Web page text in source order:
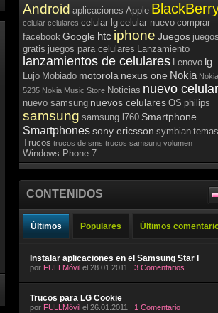
Android aplicaciones Apple
celular celulares celular lg celular nuevo comprar
facebook Google htc iphone Juegos juegos
gratis juegos para celulares Lanzamiento
lanzamientos de celulares Lenovo lg
Lujo Mobiado motorola nexus one Nokia Nokia
5235 Nokia Music Store Noticias nuevo celular
nuevo samsung nuevos celulares OS philips
samsung samsung l760 Smartphone
Smartphonessony ericsson symbian temas
Trucos trucos de sms trucos samsung volumen
Windows Phone 7
CONTENIDOS
Últimos Populares Últimos
Instalar aplicaciones en el Samsung Star I
por FULLMóvil el 28.01.2011 | 3 Comentarios
Trucos para LG Cookie
por FULLMóvil el 26.01.2011 | 1 Comentario